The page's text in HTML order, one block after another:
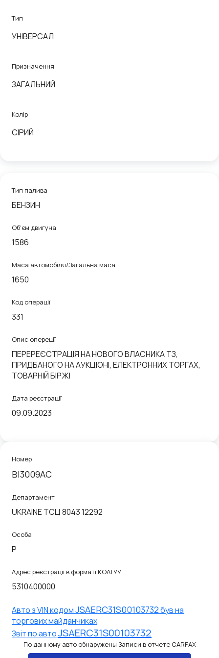
Тип
УНІВЕРСАЛ
Призначення
ЗАГАЛЬНИЙ
Колір
СІРИЙ
Тип палива
БЕНЗИН
Об'єм двигуна
1586
Маса автомобіля/Загальна маса
1650
Код операції
331
Опис опереції
ПЕРЕРЕЄСТРАЦІЯ НА НОВОГО ВЛАСНИКА ТЗ,
ПРИДБАНОГО НА АУКЦІОНІ, ЕЛЕКТРОННИХ ТОРГАХ,
ТОВАРНІЙ БІРЖІ
Дата реєстрації
09.09.2023
Номер
BI3009AC
Департамент
UKRAINE ТСЦ 8043 12292
Особа
P
Адрес реєстрації в форматі КОАТУУ
5310400000
Авто з VIN кодомJSAERC31S00103732був на
торгових майданчиках
Звiт по автоJSAERC31S00103732
По данному авто обнаружены Записи в отчете CARFAX